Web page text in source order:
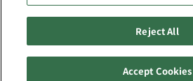
Copyright 2024 RAMXEED
Reject All
Accept Cookies